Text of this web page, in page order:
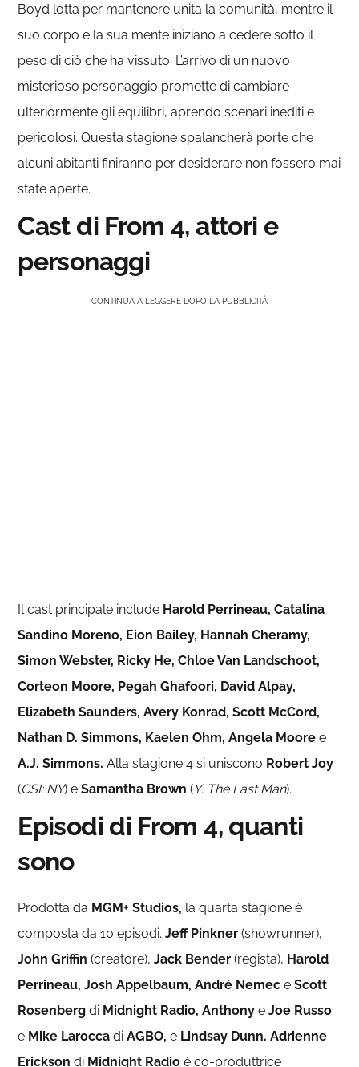
Boyd lotta per mantenere unita la comunità, mentre il
suo corpo e la sua mente iniziano a cedere sotto il
peso di ciò che ha vissuto. L’arrivo di un nuovo
misterioso personaggio promette di cambiare
ulteriormente gli equilibri, aprendo scenari inediti e
pericolosi. Questa stagione spalancherà porte che
alcuni abitanti finiranno per desiderare non fossero mai
state aperte.
Cast di From 4, attori e
personaggi
CONTINUA A LEGGERE DOPO LA PUBBLICITÀ
Il cast principale include Harold Perrineau, Catalina
Sandino Moreno, Eion Bailey, Hannah Cheramy,
Simon Webster, Ricky He, Chloe Van Landschoot,
Corteon Moore, Pegah Ghafoori, David Alpay,
Elizabeth Saunders, Avery Konrad, Scott McCord,
Nathan D. Simmons, Kaelen Ohm, Angela Moore e
A.J. Simmons. Alla stagione 4 si uniscono Robert Joy
(CSI: NY) eSamantha Brown (Y: The Last Man).
Episodi di From 4, quanti
sono
Prodotta da MGM+ Studios, la quarta stagione è
composta da 10 episodi.Jeff Pinkner (showrunner),
John Griffin (creatore),Jack Bender (regista), Harold
Perrineau, Josh Appelbaum, André Nemec eScott
Rosenberg di Midnight Radio, Anthony eJoe Russo
e Mike Larocca diAGBO, e Lindsay Dunn. Adrienne
Erickson di Midnight Radio è co-produttrice